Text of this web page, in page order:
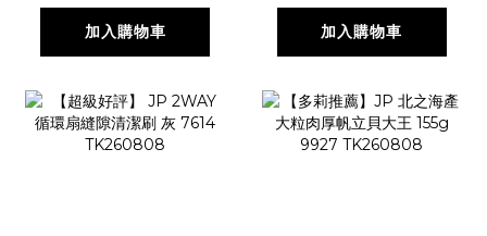
加入購物車 加入購物車